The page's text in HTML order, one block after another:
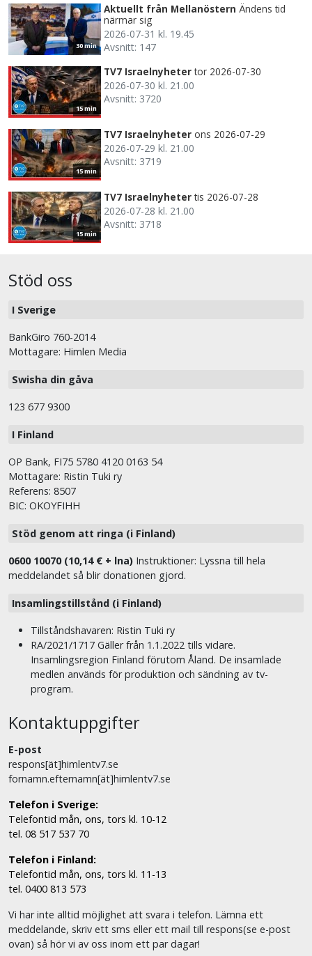
30 min
Aktuellt från Mellanöstern Ändens tid
närmar sig
2026-07-31 kl. 19.45
Avsnitt: 147
15 min
TV7 Israelnyheter tor 2026-07-30
2026-07-30 kl. 21.00
Avsnitt: 3720
15 min
TV7 Israelnyheter ons 2026-07-29
2026-07-29 kl. 21.00
Avsnitt: 3719
15 min
TV7 Israelnyheter tis 2026-07-28
2026-07-28 kl. 21.00
Avsnitt: 3718
Stöd oss
I Sverige
BankGiro 760-2014
Mottagare: Himlen Media
Swisha din gåva
123 677 9300
I Finland
OP Bank, FI75 5780 4120 0163 54
Mottagare: Ristin Tuki ry
Referens: 8507
BIC: OKOYFIHH
Stöd genom att ringa (i Finland)
0600 10070 (10,14 € + lna) Instruktioner: Lyssna till hela
meddelandet så blir donationen gjord.
Insamlingstillstånd (i Finland)
Tillståndshavaren: Ristin Tuki ry
RA/2021/1717 Gäller från 1.1.2022 tills vidare.
Insamlingsregion Finland förutom Åland. De insamlade
medlen används för produktion och sändning av tv-
program.
Kontaktuppgifter
E-post
respons[ät]himlentv7.se
fornamn.efternamn[ät]himlentv7.se
Telefon i Sverige:
Telefontid mån, ons, tors kl. 10-12
tel. 08 517 537 70
Telefon i Finland:
Telefontid mån, ons, tors kl. 11-13
tel. 0400 813 573
Vi har inte alltid möjlighet att svara i telefon. Lämna ett
meddelande, skriv ett sms eller ett mail till respons(se e-post
ovan) så hör vi av oss inom ett par dagar!